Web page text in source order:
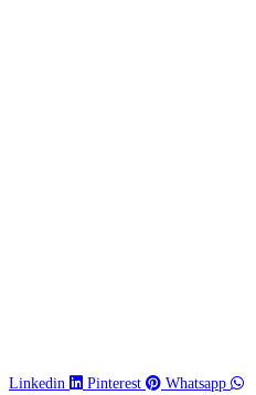
Linkedin Pinterest Whatsapp